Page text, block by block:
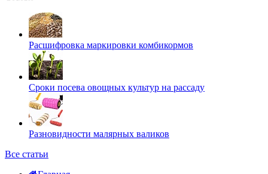
Расшифровка маркировки комбикормов
Сроки посева овощных культур на рассаду
Разновидности малярных валиков
Все статьи